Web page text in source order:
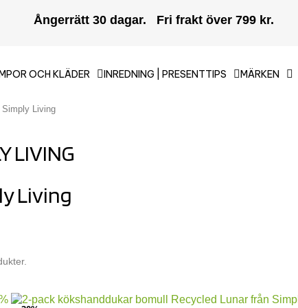
Ångerrätt 30 dagar. Fri frakt över 799 kr.
OCH KLÄDER INREDNING | PRESENTTIPS MÄRKEN
Simply Living
LIVING
Living